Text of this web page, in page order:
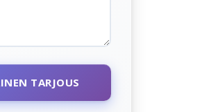
TARJOUS